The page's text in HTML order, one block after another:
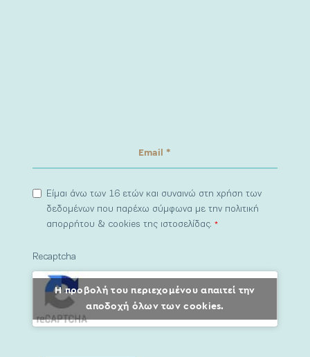
Είμαι άνω των 16 ετών και συναινώ στη χρήση των
δεδομένων που παρέχω σύμφωνα με την πολιτική
απορρήτου & cookies της ιστοσελίδας.*
Recaptcha
Η προβολή του περιεχομένου απαιτεί την
αποδοχή όλων των cookies.